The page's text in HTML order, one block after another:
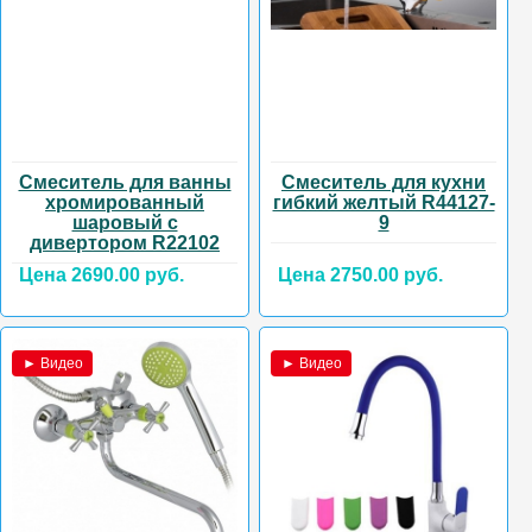
Смеситель для ванны
хромированный
шаровый с
дивертором R22102
Цена 2690.00 руб.
Смеситель для кухни
гибкий желтый R44127-
9
Цена 2750.00 руб.
► Видео ► Видео